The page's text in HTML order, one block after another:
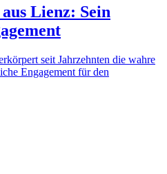
Lienz: Sein
seit Jahrzehnten die wahre
Engagement für den